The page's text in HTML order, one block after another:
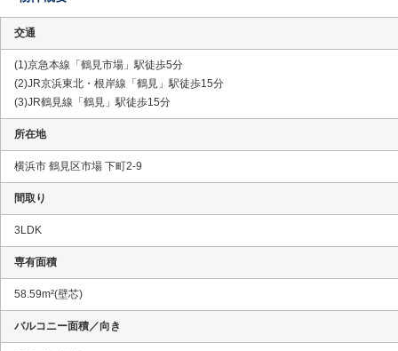
交通
(1)京急本線「鶴見市場」駅徒歩5分
(2)JR京浜東北・根岸線「鶴見」駅徒歩15分
(3)JR鶴見線「鶴見」駅徒歩15分
所在地
横浜市 鶴見区市場 下町2-9
間取り
3LDK
専有面積
58.59m²(壁芯)
バルコニー面積／向き